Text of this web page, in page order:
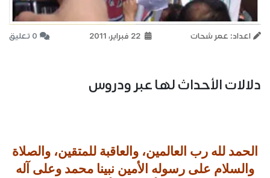
اعداد: عمر شحات 22 فبراير، 2011 0 تعليق
دلالات الأحداث لها عبر ودروس
الحمد لله رب العالمين، والعاقبة للمتقين، والصلاة
والسلام على رسوله الأمين نبينا محمد وعلى آله